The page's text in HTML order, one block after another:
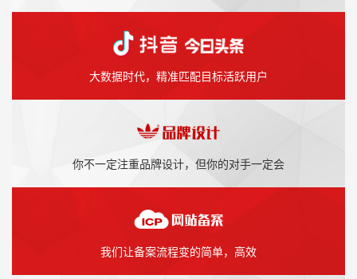
大数据时代，精准匹配目标活跃用户
你不一定注重品牌设计，但你的对手一定会
我们让备案流程变的简单，高效